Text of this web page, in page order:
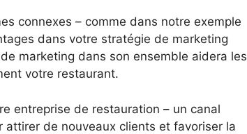
connexes – comme dans notre exemple
dans votre stratégie de marketing
marketing dans son ensemble aidera les
votre restaurant.
entreprise de restauration – un canal
attirer de nouveaux clients et favoriser la